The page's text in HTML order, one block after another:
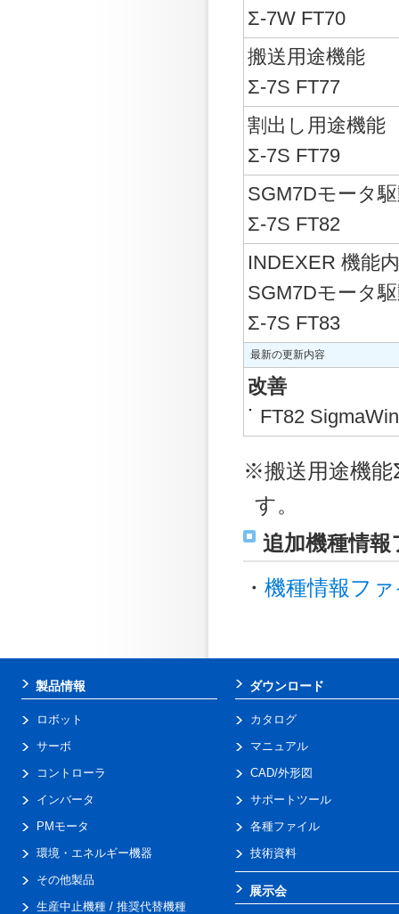
Σ-7W FT70
搬送用途機能
Σ-7S FT77
割出し用途機能
Σ-7S FT79
SGM7Dモータ
Σ-7S FT82
INDEXER 機能
SGM7Dモータ
Σ-7S FT83
最新の更新内容
改善
FT82
※搬送用途機能
す。
追加機種情
・ 機種情報フ
製品情報
ロボット
サーボ
コントローラ
インバータ
PMモータ
環境・エネルギー機器
その他製品
生産中止機種 / 推奨代替機種
ダウンロード
カタログ
マニュアル
CAD/外形図
サポートツール
各種ファイル
技術資料
展示会